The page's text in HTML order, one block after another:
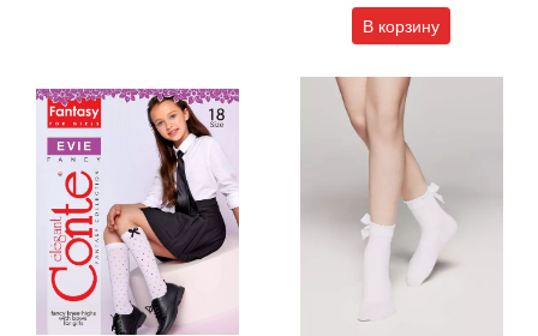
В корзину